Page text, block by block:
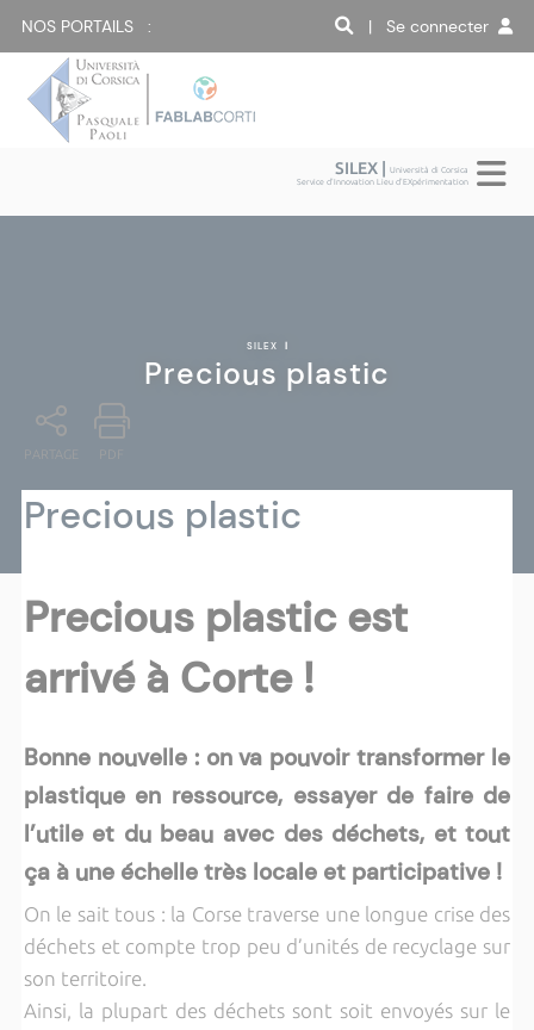
NOS PORTAILS : | Se connecter
SILEX |Università di Corsica
Service d'Innovation Lieu d'EXpérimentation
SILEX |
Precious plastic
PARTAGE PDF
Precious plastic
Precious plastic est
arrivé à Corte !
Bonne nouvelle : on va pouvoir transformer le
plastique en ressource, essayer de faire de
l’utile et du beau avec des déchets, et tout
ça à une échelle très locale et participative !
On le sait tous : la Corse traverse une longue crise des
déchets et compte trop peu d’unités de recyclage sur
son territoire.
Ainsi, la plupart des déchets sont soit envoyés sur le